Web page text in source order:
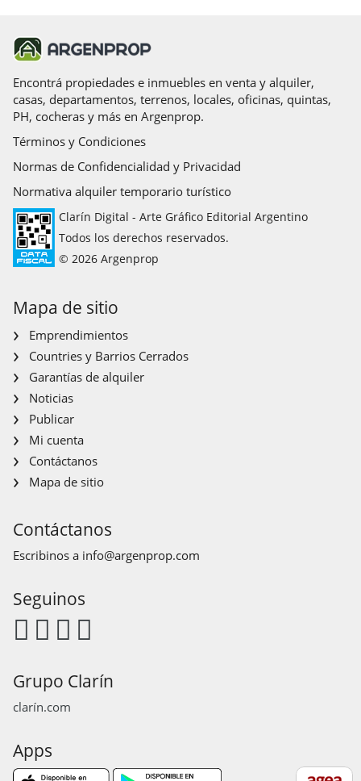
Encontrá propiedades e inmuebles en venta y alquiler,
casas, departamentos, terrenos, locales, oficinas, quintas,
PH, cocheras y más en Argenprop.
Términos y Condiciones
Normas de Confidencialidad y Privacidad
Normativa alquiler temporario turístico
Clarín Digital - Arte Gráfico Editorial Argentino
Todos los derechos reservados.
© 2026 Argenprop
Mapa de sitio
Emprendimientos
Countries y Barrios Cerrados
Garantías de alquiler
Noticias
Publicar
Mi cuenta
Contáctanos
Mapa de sitio
Contáctanos
Escribinos a info@argenprop.com
Seguinos
Grupo Clarín
clarín.com
Apps